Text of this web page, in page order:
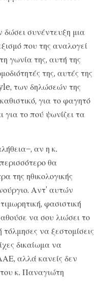
δώσει συνέντευξη μια
που της αναλογεί
γωνία της, αυτή της
της, αυτές της
των δηλώσεών της
για το φαγητό
για το πού ψωνίζει τα
αν η κ.
θα
της ηθικολογικής
Αντ’ αυτών
φασιστική
να σου λιώσει το
να ξεστομίσεις
δικαίωμα να
αλλά κανείς δεν
κ. Παναγιώτη